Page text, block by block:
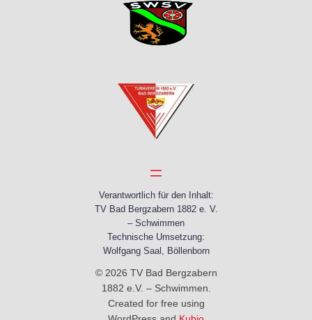
Verantwortlich für den Inhalt:
TV Bad Bergzabern 1882 e. V.
– Schwimmen
Technische Umsetzung:
Wolfgang Saal, Böllenborn
© 2026 TV Bad Bergzabern
1882 e.V. – Schwimmen.
Created for free using